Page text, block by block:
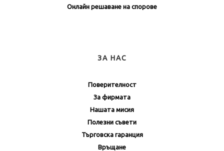
Онлайн решаване на спорове
ЗА НАС
Поверителност
За фирмата
Нашата мисия
Полезни съвети
Търговска гаранция
Връщане